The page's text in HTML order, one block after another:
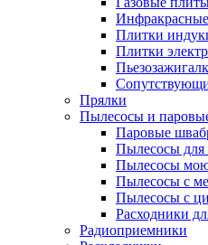
Плитки
Плитки
Прялки
Пылесосы и
Паровые
Пылесосы для
Пылесосы
Пылесосы с
Пылесосы с
Расходники
Радиоприемники